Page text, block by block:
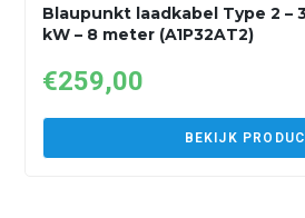
Blaupunkt laadkabel Type 2 –
kW – 8 meter (A1P32AT2)
€259,00
BEKIJK